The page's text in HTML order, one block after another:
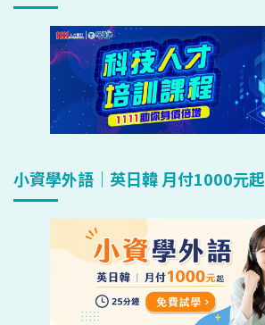
小資學外語｜英日韓 月付1000元起